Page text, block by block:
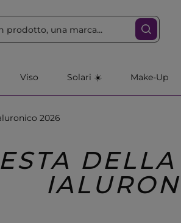
Viso Solari ☀️ Make-Up
2026